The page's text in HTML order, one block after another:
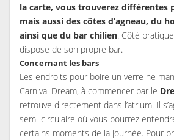
la carte, vous trouverez différentes
mais aussi des côtes d’agneau, du
ainsi que du bar chilien. Côté
dispose de son propre bar.
Concernant les bars
Les endroits pour boire un verre ne
Carnival Dream, à commencer par le
retrouve directement dans l’atrium. Il
semi-circulaire où vous pourrez
certains moments de la journée. Pour